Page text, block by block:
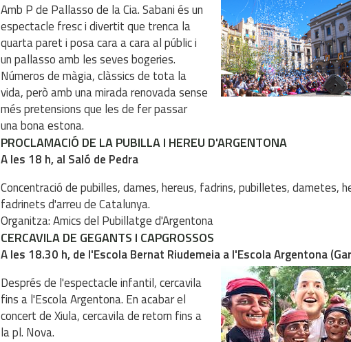
Amb P de Pallasso de la Cia. Sabani és un
espectacle fresc i divertit que trenca la
quarta paret i posa cara a cara al públic i
un pallasso amb les seves bogeries.
Números de màgia, clàssics de tota la
vida, però amb una mirada renovada sense
més pretensions que les de fer passar
una bona estona.
PROCLAMACIÓ DE LA PUBILLA I HEREU D'ARGENTONA
A les 18 h, al Saló de Pedra
Concentració de pubilles, dames, hereus, fadrins, pubilletes, dametes,
fadrinets d'arreu de Catalunya.
Organitza: Amics del Pubillatge d'Argentona
CERCAVILA DE GEGANTS I CAPGROSSOS
A les 18.30 h, de l'Escola Bernat Riudemeia a l'Escola Argentona
Després de l'espectacle infantil, cercavila
fins a l'Escola Argentona. En acabar el
concert de Xiula, cercavila de retorn fins a
la pl. Nova.